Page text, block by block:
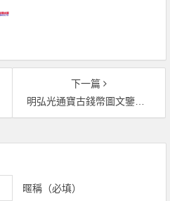
下一篇
明弘光通寶古錢幣圖文鑒賞與解析
暱稱（必填）